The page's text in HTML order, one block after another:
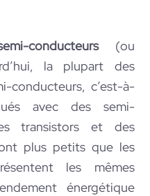
conducteurs(ou
la plupart des
conducteurs, c’est-à-
avec des semi-
transistors et des
plus petits que les
les mêmes
énergétique